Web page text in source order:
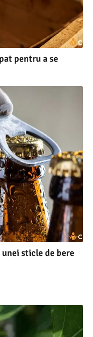
pentru a se
sticle de bere